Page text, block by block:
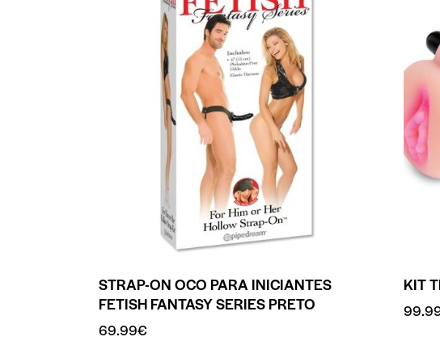
STRAP-ON OCO PARA INICIANTES
FETISH FANTASY SERIES PRETO
69.99€
KIT